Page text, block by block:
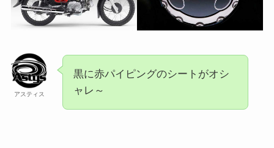
アスティス
黒に赤パイピングのシートがオシ
ャレ～